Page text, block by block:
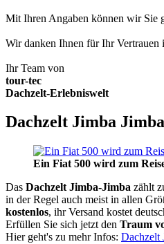
Mit Ihren Angaben können wir Sie
Wir danken Ihnen für Ihr Vertrauen
Ihr Team von
tour-tec
Dachzelt-Erlebniswelt
Dachzelt Jimba
Ein Fiat 500 wird zum
Das Dachzelt Jimba-Jimba zählt
in der Regel auch meist in allen
kostenlos, ihr Versand kostet
Erfüllen Sie sich jetzt den Traum
Hier geht's zu mehr Infos: Dachzelt